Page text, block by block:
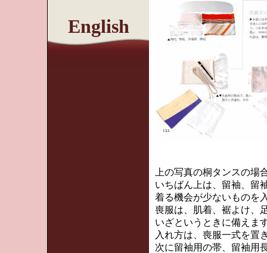
English
上の写真の桐タンスの場
いちばん上は、留袖、留
着る機会が少ないものを
喪服は、肌着、裾よけ、
いざというときに備えま
入れ方は、喪服一式を置
次に留袖用の帯、留袖用